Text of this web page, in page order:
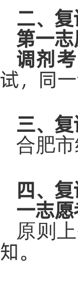
二、
第一志
调剂考
试，同
三、
合肥
四、
一志愿
原则
知。